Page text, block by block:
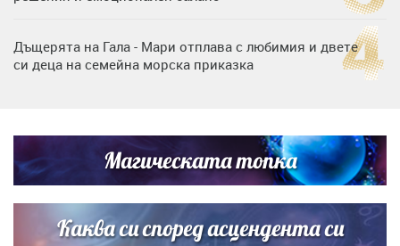
Дъщерята на Гала - Мари отплава с любимия и двете
си деца на семейна морска приказка
Димов издадоха своето любимо място
Дъщерята на Тодор Батков вдигна сватба, Стоичков и
Братя Аргирови я изненадаха с песен
Магическата топка
Каква си според асцендента си